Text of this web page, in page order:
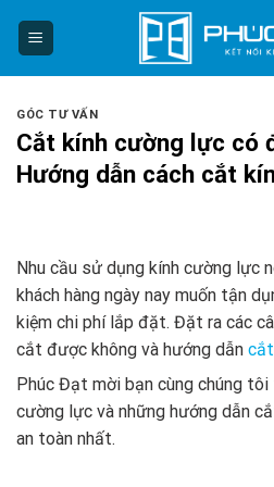
GÓC TƯ VẤN
Cắt kính cường lực có
Hướng dẫn cách cắt
Nhu cầu sử dụng kính cường lực
khách hàng ngày nay muốn tận
kiệm chi phí lắp đặt. Đặt ra các
cắt được không và hướng dẫn
Phúc Đạt mời bạn cùng chúng
cường lực và những hướng dẫn
an toàn nhất.